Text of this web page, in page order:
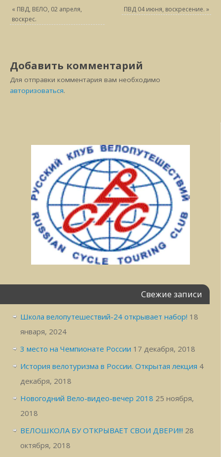
« ПВД, ВЕЛО, 02 апреля,
воскрес.
ПВД 04 июня, воскресение. »
Добавить комментарий
Для отправки комментария вам необходимо
авторизоваться.
Свежие записи
Школа велопутешествий-24 открывает набор! 18
января, 2024
3 место на Чемпионате России 17 декабря, 2018
История велотуризма в России. Открытая лекция 4
декабря, 2018
Новогодний Вело-видео-вечер 2018 25 ноября,
2018
ВЕЛОШКОЛА БУ ОТКРЫВАЕТ СВОИ ДВЕРИ!!! 28
октября, 2018